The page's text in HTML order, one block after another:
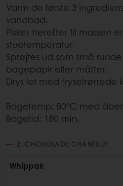
Varm de første 3
vandbad.
Piskes herefter til massen
stuetemperatur.
Sprøjtes ud som små
bagepapir eller måtter.
Drys let med frysetrørrede
Bagetemp: 80°C med
Bagetid: 180 min.
2. CHOKOLADE CHANTILLY
Whippak